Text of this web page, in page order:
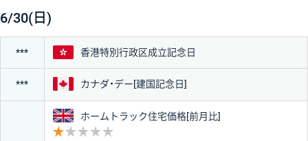
★★★
★
6/30(日)
*** 香港
香港特別行政区成立記念日
*** カナダ
カナダ・デー[建国記念日]
イギリス
ホームトラック住宅価格[前月比]